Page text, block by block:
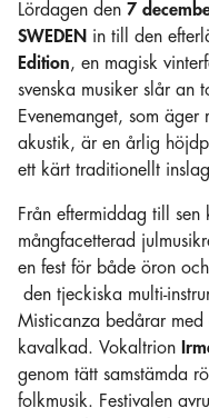
Lördagen den 7
SWEDEN in till den
Edition, en magisk
svenska musiker slår an
Evenemanget, som äger
akustik, är en årlig
ett kärt traditionellt
Från eftermiddag till
mångfacetterad
en fest för både öron
den tjeckiska multi-
Misticanza bedårar med
kavalkad. Vokaltrion
genom tätt samstämda
folkmusik. Festivalen